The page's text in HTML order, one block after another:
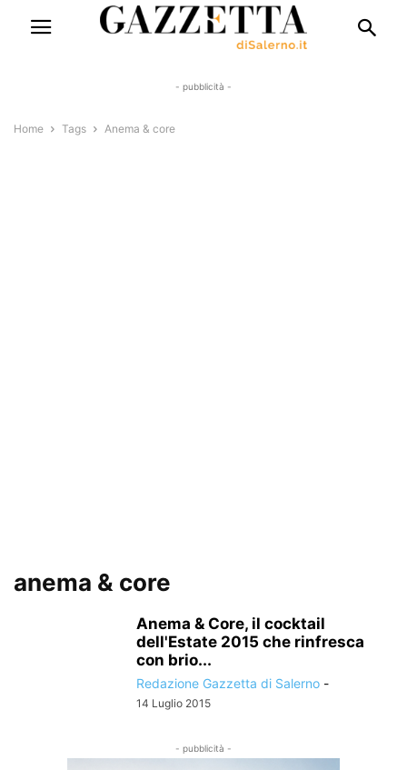
- pubblicità -
Home Tags Anema & core
anema & core
Anema & Core, il cocktail
dell'Estate 2015 che rinfresca
con brio...
Redazione Gazzetta di Salerno -
14 Luglio 2015
- pubblicità -